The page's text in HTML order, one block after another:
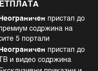
Неограничен пристап до
содржина на
5 портали
Неограничен пристап до
ТВ и видео содржина
BLOOMBERG and the